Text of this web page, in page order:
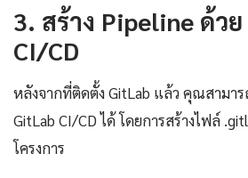
3. สร้าง Pipeline ด้ว
CI/CD
หลังจากที่ติดตั้ง GitLab แล้ว คุณสามาร
GitLab CI/CD ได้ โดยการสร้างไฟล์
โครงการ